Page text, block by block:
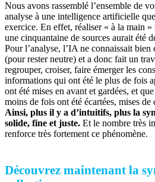
Nous avons rassemblé l’ensemble de
analyse à une intelligence artificielle
exercice. En effet, réaliser « à la main
une cinquantaine de sources aurait été
Pour l’analyse, l’IA ne connaissait
(pour rester neutre) et a donc fait un
regrouper, croiser, faire émerger les
informations qui ont été le plus de fois
ont été mises en avant et gardées, et
moins de fois ont été écartées, mises de
Ainsi, plus il y a d’intuitifs, plus la
solide, fine et juste. Et le nombre très
renforce très fortement ce phénomène.
Découvrez maintenant la